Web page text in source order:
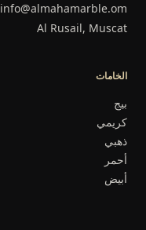
info@almahamarble.om
Al Rusail, Muscat
الخامات
بيج
كريمي
ذهبي
أحمر
أبيض